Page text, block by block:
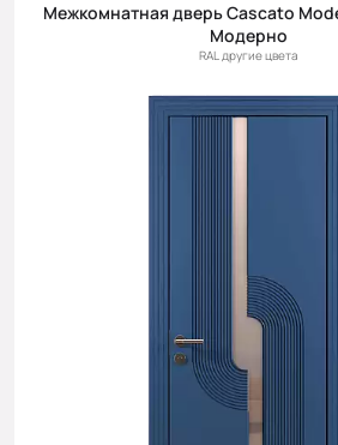
Межкомнатная дверь Cascato
Модерно
RAL другие цвета